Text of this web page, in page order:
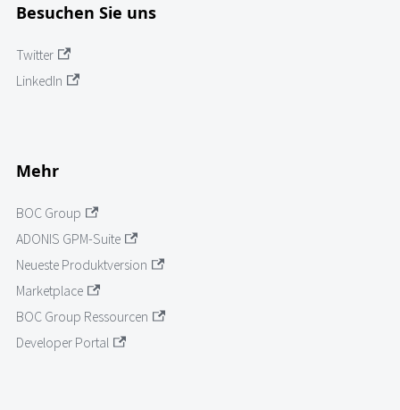
Besuchen Sie uns
Twitter
LinkedIn
Mehr
BOC Group
ADONIS GPM-Suite
Neueste Produktversion
Marketplace
BOC Group Ressourcen
Developer Portal